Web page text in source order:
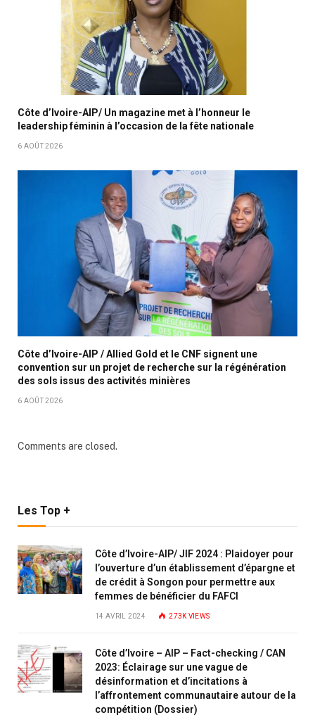
Côte d’Ivoire-AIP/ Un magazine met à l’honneur le
leadership féminin à l’occasion de la fête nationale
6 AOÛT 2026
Côte d’Ivoire-AIP / Allied Gold et le CNF signent une
convention sur un projet de recherche sur la régénération
des sols issus des activités minières
6 AOÛT 2026
Comments are closed.
Les Top +
Côte d’Ivoire-AIP/ JIF 2024 : Plaidoyer pour
l’ouverture d’un établissement d’épargne et
de crédit à Songon pour permettre aux
femmes de bénéficier du FAFCI
14 AVRIL 2024 273KVIEWS
Côte d’Ivoire – AIP – Fact-checking / CAN
2023: Éclairage sur une vague de
désinformation et d’incitations à
l’affrontement communautaire autour de la
compétition (Dossier)